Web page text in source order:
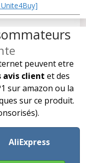
peuvent etre
avis client et des
sur amazon ou la
sur ce produit.
AliExpress